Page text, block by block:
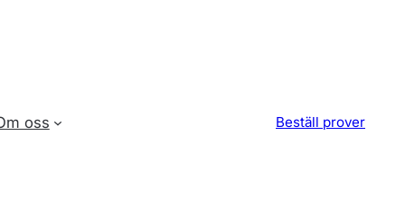
oss Beställ prover